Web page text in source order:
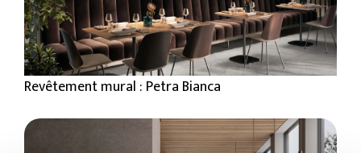
Revêtement mural : Petra Bianca